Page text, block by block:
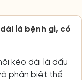
là bệnh gì, có
kéo dài là dấu
phân biệt thế